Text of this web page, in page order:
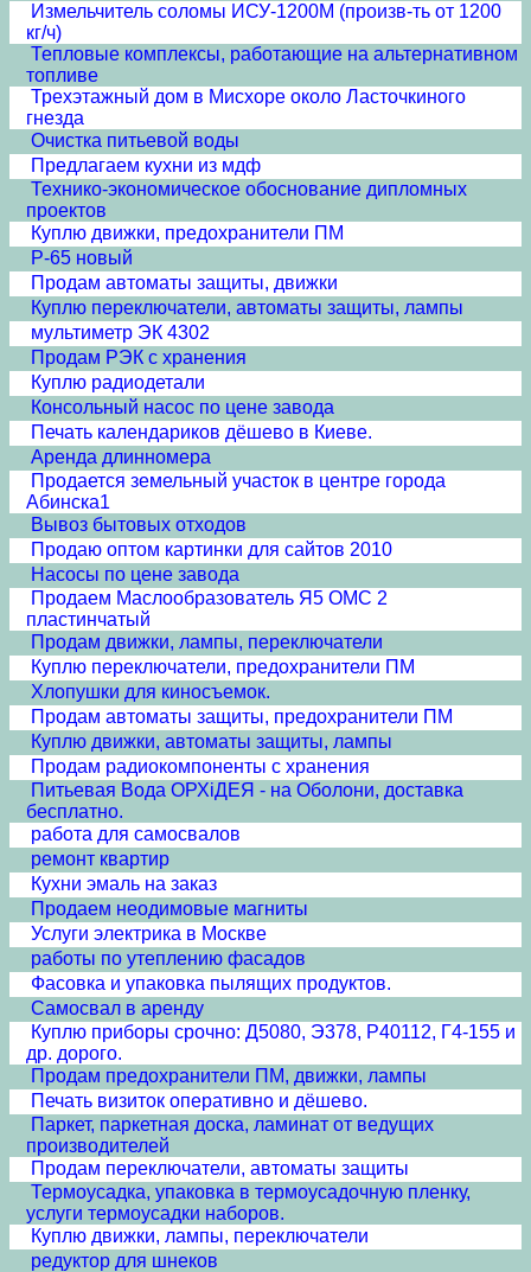
Измельчитель соломы ИСУ-1200М (произв-ть от 1200
кг/ч)
Тепловые комплексы, работающие на альтернативном
топливе
Трехэтажный дом в Мисхоре около Ласточкиного
гнезда
Очистка питьевой воды
Предлагаем кухни из мдф
Технико-экономическое обоснование дипломных
проектов
Куплю движки, предохранители ПМ
Р-65 новый
Продам автоматы защиты, движки
Куплю переключатели, автоматы защиты, лампы
мультиметр ЭК 4302
Продам РЭК с хранения
Куплю радиодетали
Консольный насос по цене завода
Печать календариков дёшево в Киеве.
Аренда длинномера
Продается земельный участок в центре города
Абинска1
Вывоз бытовых отходов
Продаю оптом картинки для сайтов 2010
Насосы по цене завода
Продаем Маслообразователь Я5 ОМС 2
пластинчатый
Продам движки, лампы, переключатели
Куплю переключатели, предохранители ПМ
Хлопушки для киносъемок.
Продам автоматы защиты, предохранители ПМ
Куплю движки, автоматы защиты, лампы
Продам радиокомпоненты с хранения
Питьевая Вода ОРХiДЕЯ - на Оболони, доставка
бесплатно.
работа для самосвалов
ремонт квартир
Кухни эмаль на заказ
Продаем неодимовые магниты
Услуги электрика в Москве
работы по утеплению фасадов
Фасовка и упаковка пылящих продуктов.
Самосвал в аренду
Куплю приборы срочно: Д5080, Э378, Р40112, Г4-155 и
др. дорого.
Продам предохранители ПМ, движки, лампы
Печать визиток оперативно и дёшево.
Паркет, паркетная доска, ламинат от ведущих
производителей
Продам переключатели, автоматы защиты
Термоусадка, упаковка в термоусадочную пленку,
услуги термоусадки наборов.
Куплю движки, лампы, переключатели
редуктор для шнеков